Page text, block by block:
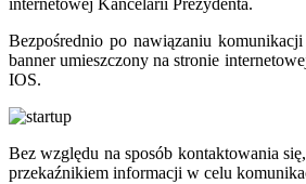
internetowej Kancelarii Prezydenta.
Bezpośrednio po nawiązaniu
banner umieszczony na stronie
IOS.
Bez względu na sposób kontaktowania
przekaźnikiem informacji w celu